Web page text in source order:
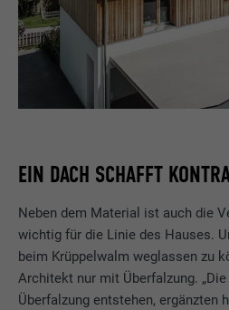
EIN DACH SCHAFFT
Neben dem Material ist auch die
wichtig für die Linie des Hauses.
beim Krüppelwalm weglassen zu
Architekt nur mit Überfalzung.
Überfalzung entstehen, ergänzten